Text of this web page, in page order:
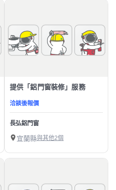
提供「鋁門窗裝修」服務
洽談後報價
長弘鋁門窗
宜蘭縣與其他2個